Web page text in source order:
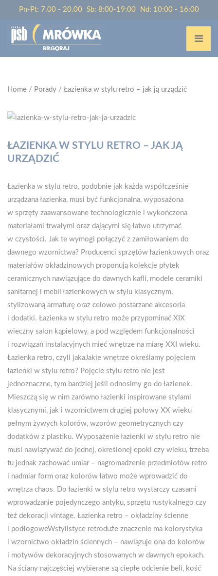
Pn-Pt: 7.00 - 20.00 Sb: 8:00-19:00 Nd: 10:00 - 16:00
Home / Porady / Łazienka w stylu retro – jak ją urządzić
ŁAZIENKA W STYLU RETRO – JAK JĄ
URZĄDZIĆ
Łazienka w stylu retro, podobnie jak każda współcześnie
urządzana łazienka, musi być funkcjonalna, wyposażona
w sprzęty zaawansowane technologicznie i wykończona
materiałami trwałymi oraz dającymi się łatwo utrzymać
w czystości. Jak te wymogi połączyć z zamiłowaniem do
dawnego wzornictwa? Producenci sprzętów łazienkowych oraz
materiałów okładzinowych proponują kolekcje płytek
ceramicznych nawiązujące do dawnych kafli, modele ceramiki
sanitarnej i mebli łazienkowych w stylu klasycznym,
stylizowaną armaturę oraz celowo postarzane akcesoria
i dodatki. Łazienka w stylu retro może przypominać XIX
wieczny salon kąpielowy, a pod względem funkcjonalności
i rozwiązań instalacyjnych mieć wnętrze na miarę XXI wieku.
Łazienka retro, czyli jakaJakie wnętrze określamy pojęciem
łazienki w stylu retro? Pojęcie stylu retro nie jest
jednoznaczne, tym bardziej jeśli odnosimy go do łazienek.
Mieszczą się w nim zarówno łazienki inspirowane stylami
klasycznymi, jak i wzornictwem drugiej połowy XX wieku
pełnym żywych kolorów, wzorów geometrycznych czy
dodatków z plastiku. Wyposażenie łazienki w stylu retro nie
musi nawiązywać do jednej, określonej epoki czy wieku, trzeba
tu jednak zachować umiar – nagromadzenie przedmiotów retro
i nadmiar form oraz kolorów łatwo może wprowadzić do
wnętrza chaos. Do łazienki w stylu retro wystarczy czasami
wprowadzanie pojedynczego antyku, sprzętu rustykalnego czy
też dekoracji vintage. Łazienka retro – okładziny ścienne
i podłogoweWstylistyce retroduże znaczenie ma kolorystyka
i wzornictwo okładzin ściennych – nawiązuje ona do kolorów
i motywów dekoracyjnych stosowanych w dawnych epokach.
Na ściany najczęściej wybierane są ciepłe odcienie beli, kość